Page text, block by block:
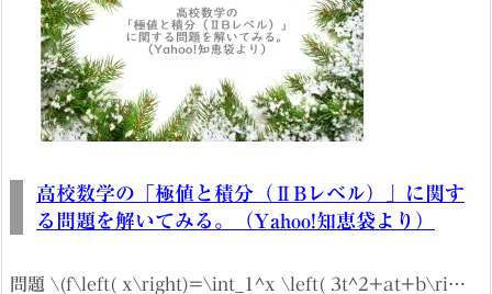
高校数学の「極値と積分（ⅡBレベル）」に関す
る問題を解いてみる。（Yahoo!知恵袋より）
問題 \(f\left( x\right)=\int_1^x \left( 3t^2+at+b\ri…